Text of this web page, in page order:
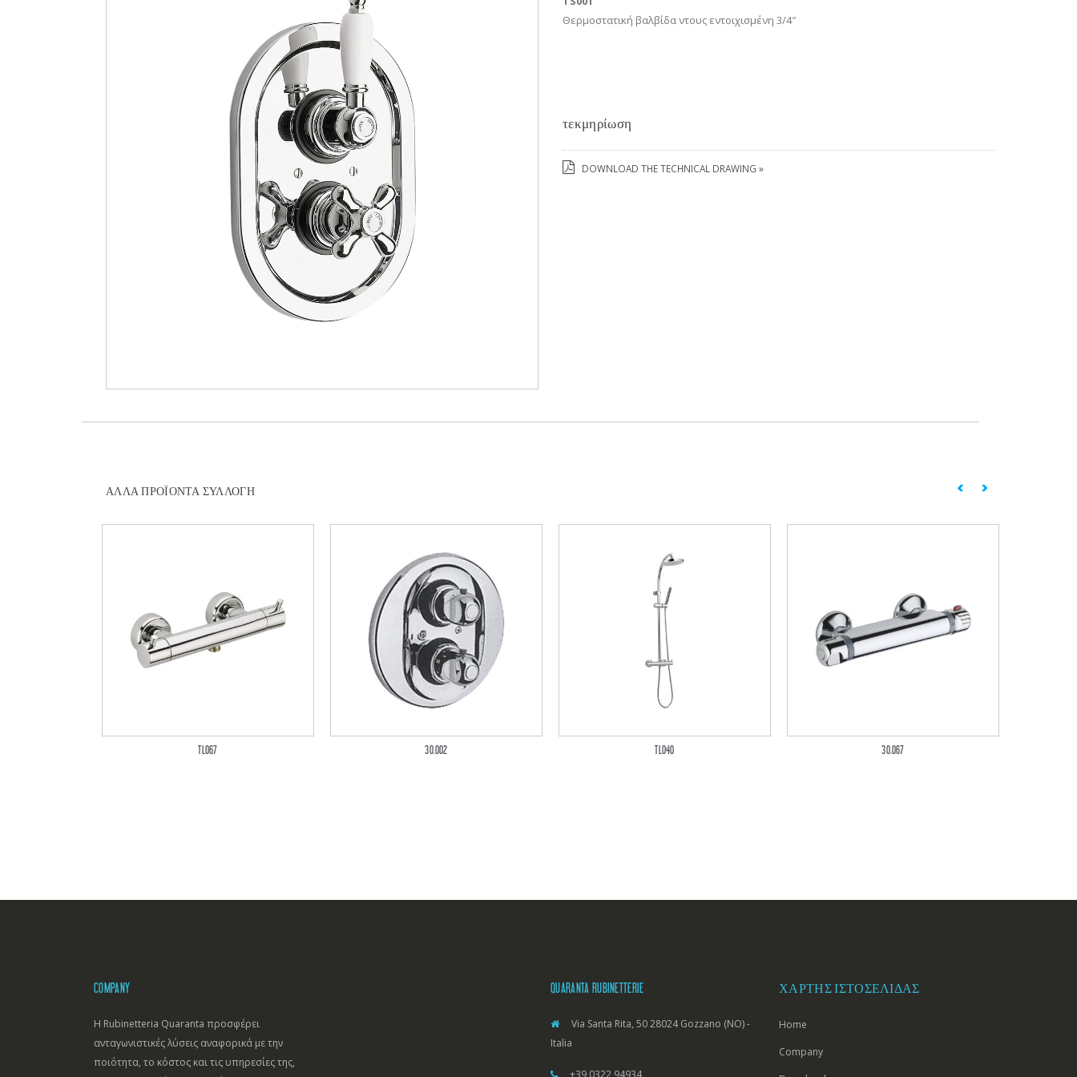
Θερμοστατική βαλβίδα ντους εντοιχισμένη 3/4″
τεκμηρίωση
DOWNLOAD THE TECHNICAL DRAWING »
ΆΛΛΑ ΠΡΟΪΌΝΤΑ ΣΥΛΛΟΓΉ
TL067 30.002 TL040 30.067
COMPANY
Η Rubinetteria Quaranta προσφέρει
ανταγωνιστικές λύσεις αναφορικά με την
ποιότητα, το κόστος και τις υπηρεσίες της,
QUARANTA RUBINETTERIE
Via Santa Rita, 50 28024 Gozzano (NO) -
Italia
+39 0322 94934
ΧΆΡΤΗΣ ΙΣΤΟΣΕΛΊΔΑΣ
Home
Company